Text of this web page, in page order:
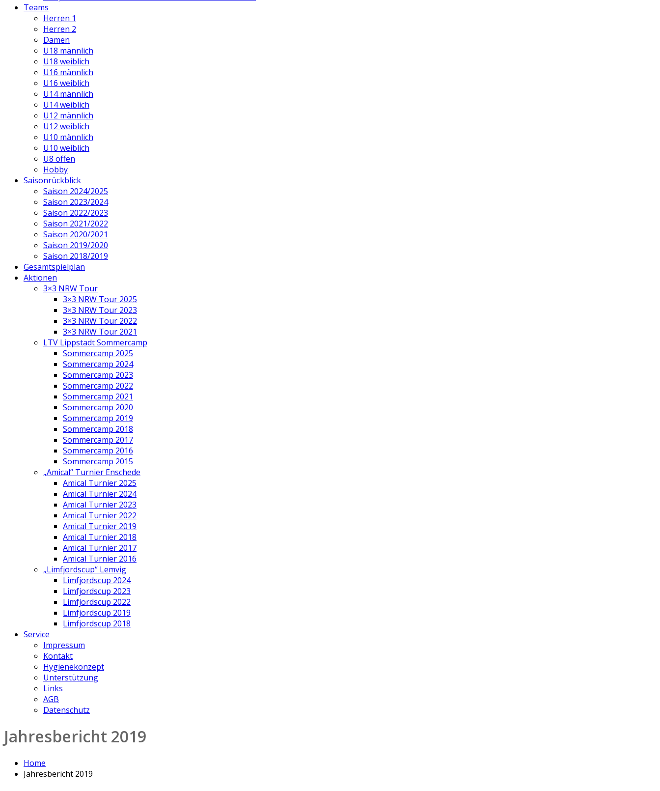
Teams
Herren 1
Herren 2
Damen
U18 männlich
U18 weiblich
U16 männlich
U16 weiblich
U14 männlich
U14 weiblich
U12 männlich
U12 weiblich
U10 männlich
U10 weiblich
U8 offen
Hobby
Saisonrückblick
Saison 2024/2025
Saison 2023/2024
Saison 2022/2023
Saison 2021/2022
Saison 2020/2021
Saison 2019/2020
Saison 2018/2019
Gesamtspielplan
Aktionen
3×3 NRW Tour
3×3 NRW Tour 2025
3×3 NRW Tour 2023
3×3 NRW Tour 2022
3×3 NRW Tour 2021
LTV Lippstadt Sommercamp
Sommercamp 2025
Sommercamp 2024
Sommercamp 2023
Sommercamp 2022
Sommercamp 2021
Sommercamp 2020
Sommercamp 2019
Sommercamp 2018
Sommercamp 2017
Sommercamp 2016
Sommercamp 2015
„Amical“ Turnier Enschede
Amical Turnier 2025
Amical Turnier 2024
Amical Turnier 2023
Amical Turnier 2022
Amical Turnier 2019
Amical Turnier 2018
Amical Turnier 2017
Amical Turnier 2016
„Limfjordscup“ Lemvig
Limfjordscup 2024
Limfjordscup 2023
Limfjordscup 2022
Limfjordscup 2019
Limfjordscup 2018
Service
Impressum
Kontakt
Hygienekonzept
Unterstützung
Links
AGB
Datenschutz
Jahresbericht 2019
Home
Jahresbericht 2019